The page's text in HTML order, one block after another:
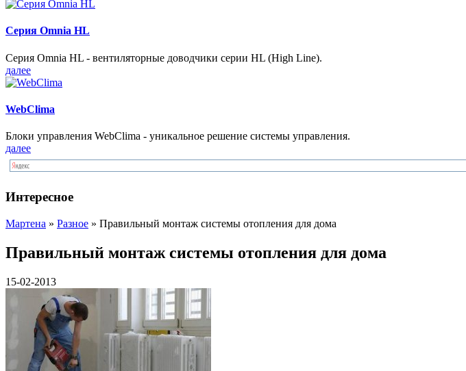
Серия Omnia HL
Серия Omnia HL - вентиляторные доводчики серии HL (High Line).
далее
WebClima
Блоки упрaвлeния WebClima - уникальное решение системы управления.
далее
Интересное
Мартена » Разное » Правильный монтаж системы отопления для дома
Правильный монтаж системы отопления для дома
15-02-2013